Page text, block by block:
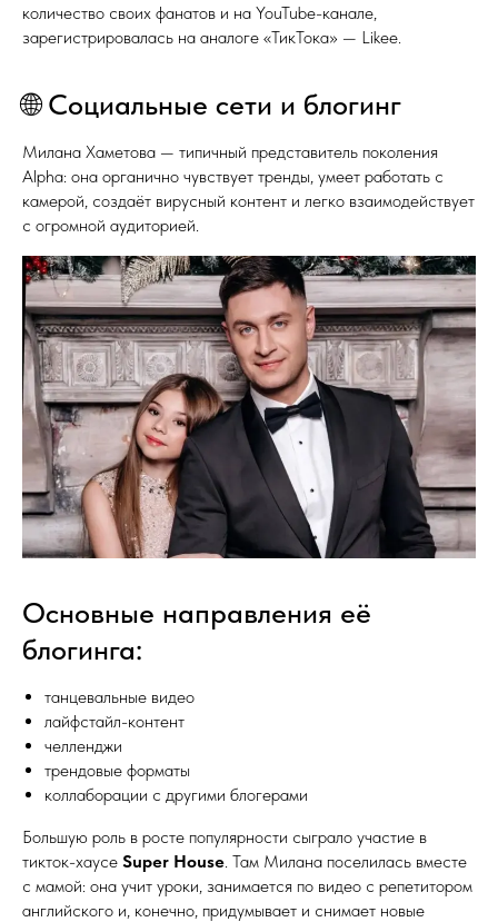
количество своих фанатов и на YouTube-канале,
зарегистрировалась на аналоге «ТикТока» — Likee.
🌐 Социальные сети и блогинг
Милана Хаметова — типичный представитель поколения
Alpha: она органично чувствует тренды, умеет работать с
камерой, создаёт вирусный контент и легко взаимодействует
с огромной аудиторией.
Основные направления её
блогинга:
танцевальные видео
лайфстайл-контент
челленджи
трендовые форматы
коллаборации с другими блогерами
Большую роль в росте популярности сыграло участие в
тикток-хаусе Super House. Там Милана поселилась вместе
с мамой: она учит уроки, занимается по видео с репетитором
английского и, конечно, придумывает и снимает новые